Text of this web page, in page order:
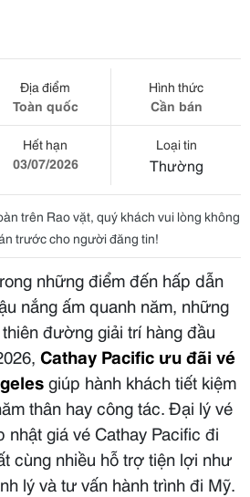
Địa điểm
Toàn quốc
Hình thức
Cần bán
Hết hạn
03/07/2026
Loại tin
Thường
trên Rao vặt, quý khách vui lòng không
trước cho người đăng tin!
những điểm đến hấp dẫn
nắng ấm quanh năm, những
đường giải trí hàng đầu
Cathay Pacific ưu đãi vé
giúp hành khách tiết kiệm
thân hay công tác. Đại lý vé
nhật giá vé Cathay Pacific đi
cùng nhiều hỗ trợ tiện lợi như
lý và tư vấn hành trình đi Mỹ.